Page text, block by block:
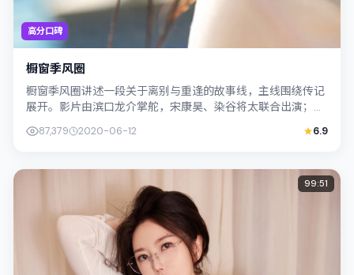
高分口碑
橱窗季风圈
橱窗季风圈讲述一段关于离别与重逢的故事线，主线围绕传记
展开。影片由滨口龙介掌舵，宋康昊、染谷将太联合出演；外
87,379 2020-06-12 6.9
99:51